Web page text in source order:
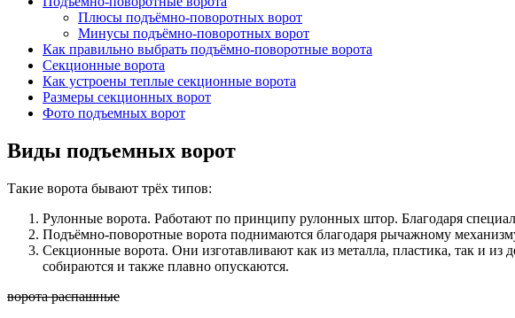
Плюсы подъёмно-поворотных ворот
Минусы подъёмно-поворотных ворот
Как правильно выбрать подъёмно-поворотные ворота
Секционные ворота
Как устроены теплые секционные ворота
Размеры секционных ворот
Фото подъемных ворот
Виды подъемных ворот
Такие ворота бывают трёх типов:
Рулонные ворота. Работают по принципу рулонных штор. Благодаря
Подъёмно-поворотные ворота поднимаются благодаря рычажному
Секционные ворота. Они изготавливают как из металла, пластика, так и из
собираются и также плавно опускаются.
ворота распашные